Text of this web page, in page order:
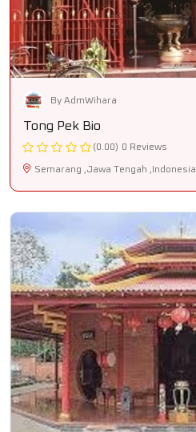
By AdmWihara
Tong Pek Bio
(0.00) 0 Reviews
Semarang ,Jawa Tengah ,Indonesia